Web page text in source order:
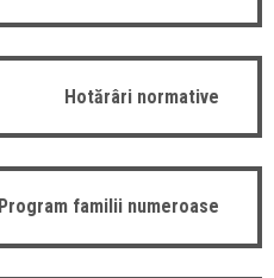
Hotărâri normative
Program familii numeroase